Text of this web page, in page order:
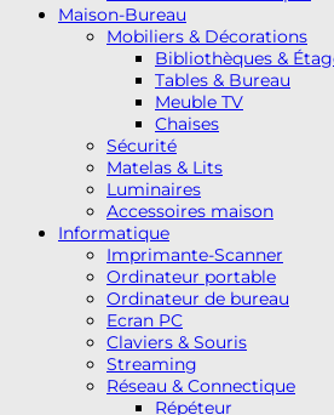
Maison-Bureau
Mobiliers & Décorations
Bibliothèques &
Tables & Bureau
Meuble TV
Chaises
Sécurité
Matelas & Lits
Luminaires
Accessoires maison
Informatique
Imprimante-Scanner
Ordinateur portable
Ordinateur de bureau
Ecran PC
Claviers & Souris
Streaming
Réseau & Connectique
Répéteur